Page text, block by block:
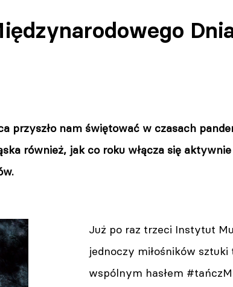
przyszło nam świętować w czasach
również, jak co roku włącza się
Już po raz trzeci Instytut
jednoczy miłośników sztuki
wspólnym hasłem